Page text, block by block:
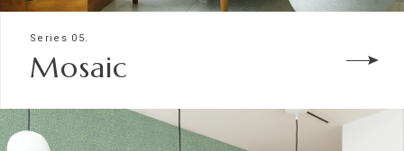
Series 05.
Mosaic